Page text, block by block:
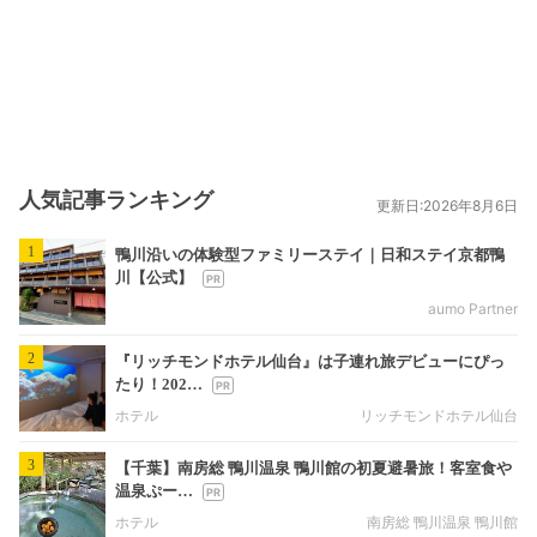
人気記事ランキング 更新日:2026年8月6日
1
鴨川沿いの体験型ファミリーステイ｜日和ステイ京都鴨
川【公式】
aumo Partner
2
『リッチモンドホテル仙台』は子連れ旅デビューにぴっ
たり！202…
ホテル
リッチモンドホテル仙台
3
【千葉】南房総 鴨川温泉 鴨川館の初夏避暑旅！客室食や
温泉ぷー…
ホテル
南房総 鴨川温泉 鴨川館